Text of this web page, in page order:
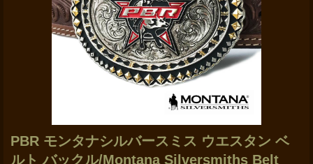
PBR モンタナシルバースミス ウエスタン ベ
ルト バックル/Montana Silversmiths Belt